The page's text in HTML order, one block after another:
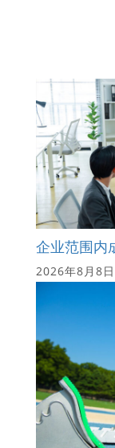
企业范围内
2026年8月8日